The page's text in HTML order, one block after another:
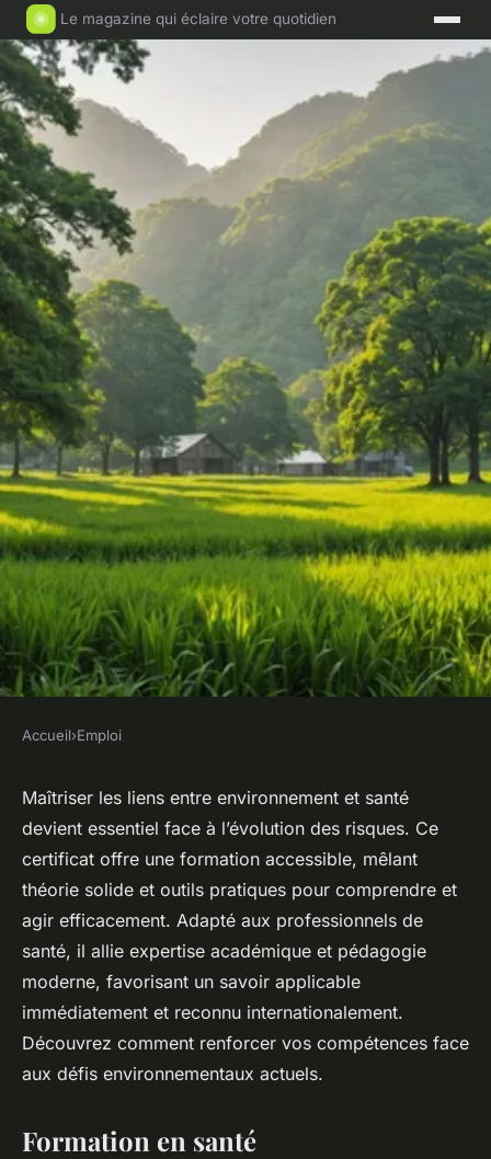
Le magazine qui éclaire votre quotidien
Certificat en santé
environnementale : maîtrisez
les enjeux clés
Léonie•5 septembre 2025•4 min de lecture
Accueil›Emploi
Maîtriser les liens entre environnement et santé
devient essentiel face à l’évolution des risques. Ce
certificat offre une formation accessible, mêlant
théorie solide et outils pratiques pour comprendre et
agir efficacement. Adapté aux professionnels de
santé, il allie expertise académique et pédagogie
moderne, favorisant un savoir applicable
immédiatement et reconnu internationalement.
Découvrez comment renforcer vos compétences face
aux défis environnementaux actuels.
Formation en santé